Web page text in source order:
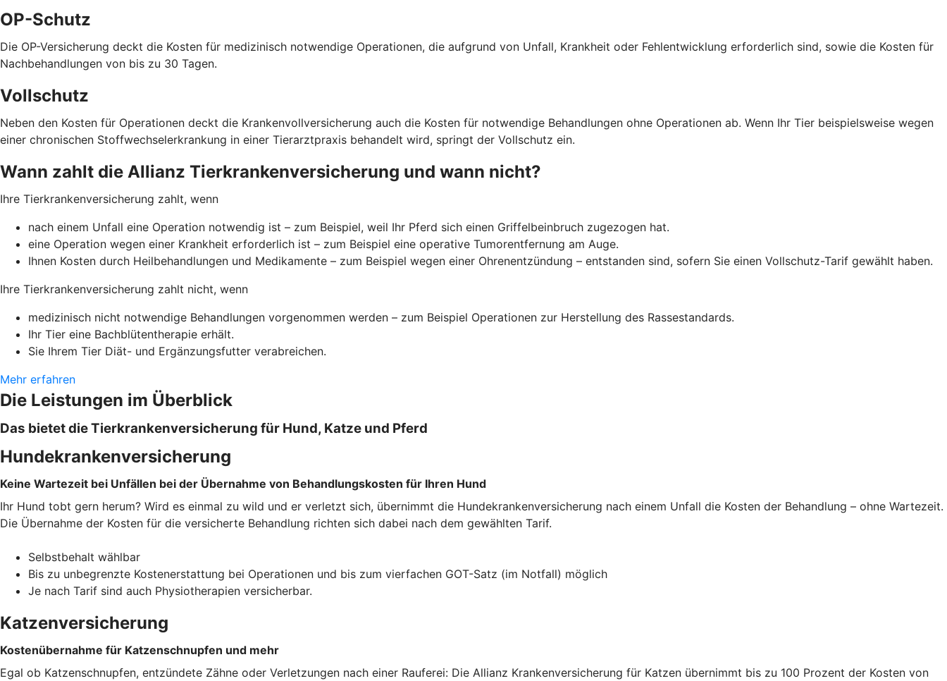
OP-Schutz
Die OP-Versicherung deckt die Kosten für medizinisch notwendige Operationen, die aufgrund von Unfall, Krankheit oder Fehlentwicklung erforderlich sind, sowie die Kosten für
Nachbehandlungen von bis zu 30 Tagen.
Vollschutz
Neben den Kosten für Operationen deckt die Krankenvollversicherung auch die Kosten für notwendige Behandlungen ohne Operationen ab. Wenn Ihr Tier beispielsweise wegen
einer chronischen Stoffwechselerkrankung in einer Tierarztpraxis behandelt wird, springt der Vollschutz ein.
Wann zahlt die Allianz Tierkrankenversicherung und wann nicht?
Ihre Tierkrankenversicherung zahlt, wenn
nach einem Unfall eine Operation notwendig ist – zum Beispiel, weil Ihr Pferd sich einen Griffelbeinbruch zugezogen hat.
eine Operation wegen einer Krankheit erforderlich ist – zum Beispiel eine operative Tumorentfernung am Auge.
Ihnen Kosten durch Heilbehandlungen und Medikamente – zum Beispiel wegen einer Ohrenentzündung – entstanden sind, sofern Sie einen Vollschutz-Tarif gewählt haben.
Ihre Tierkrankenversicherung zahlt nicht, wenn
medizinisch nicht notwendige Behandlungen vorgenommen werden – zum Beispiel Operationen zur Herstellung des Rassestandards.
Ihr Tier eine Bachblütentherapie erhält.
Sie Ihrem Tier Diät- und Ergänzungsfutter verabreichen.
Mehr erfahren
Die Leistungen im Überblick
Das bietet die Tierkrankenversicherung für Hund, Katze und Pferd
Hundekrankenversicherung
Keine Wartezeit bei Unfällen bei der Übernahme von Behandlungskosten für Ihren Hund
Ihr Hund tobt gern herum? Wird es einmal zu wild und er verletzt sich, übernimmt die Hundekrankenversicherung nach einem Unfall die Kosten der Behandlung – ohne Wartezeit.
Die Übernahme der Kosten für die versicherte Behandlung richten sich dabei nach dem gewählten Tarif.
Selbstbehalt wählbar
Bis zu unbegrenzte Kostenerstattung bei Operationen und bis zum vierfachen GOT-Satz (im Notfall) möglich
Je nach Tarif sind auch Physiotherapien versicherbar.
Katzenversicherung
Kostenübernahme für Katzenschnupfen und mehr
Egal ob Katzenschnupfen, entzündete Zähne oder Verletzungen nach einer Rauferei: Die Allianz Krankenversicherung für Katzen übernimmt bis zu 100 Prozent der Kosten von